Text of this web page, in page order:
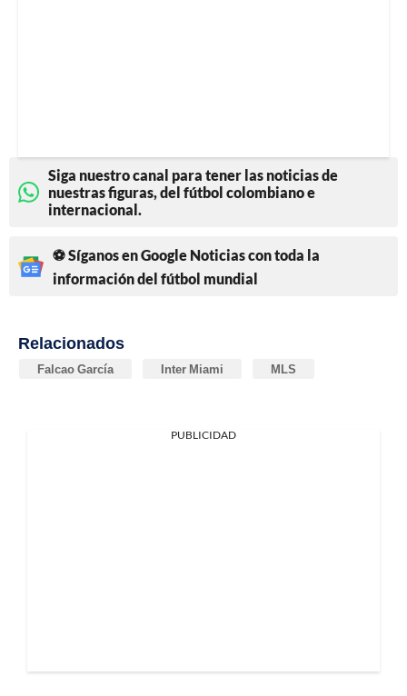
Siga nuestro canal para tener las noticias de
nuestras figuras, del fútbol colombiano e
internacional.
⚽ Síganos en Google Noticias con toda la
información del fútbol mundial
Relacionados
Falcao García Inter Miami MLS
PUBLICIDAD